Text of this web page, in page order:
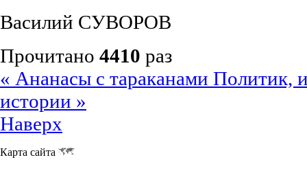
Василий СУВОРОВ
Прочитано 4410 раз
« Ананасы с тараканами Политик,
истории »
Наверх
Карта сайта